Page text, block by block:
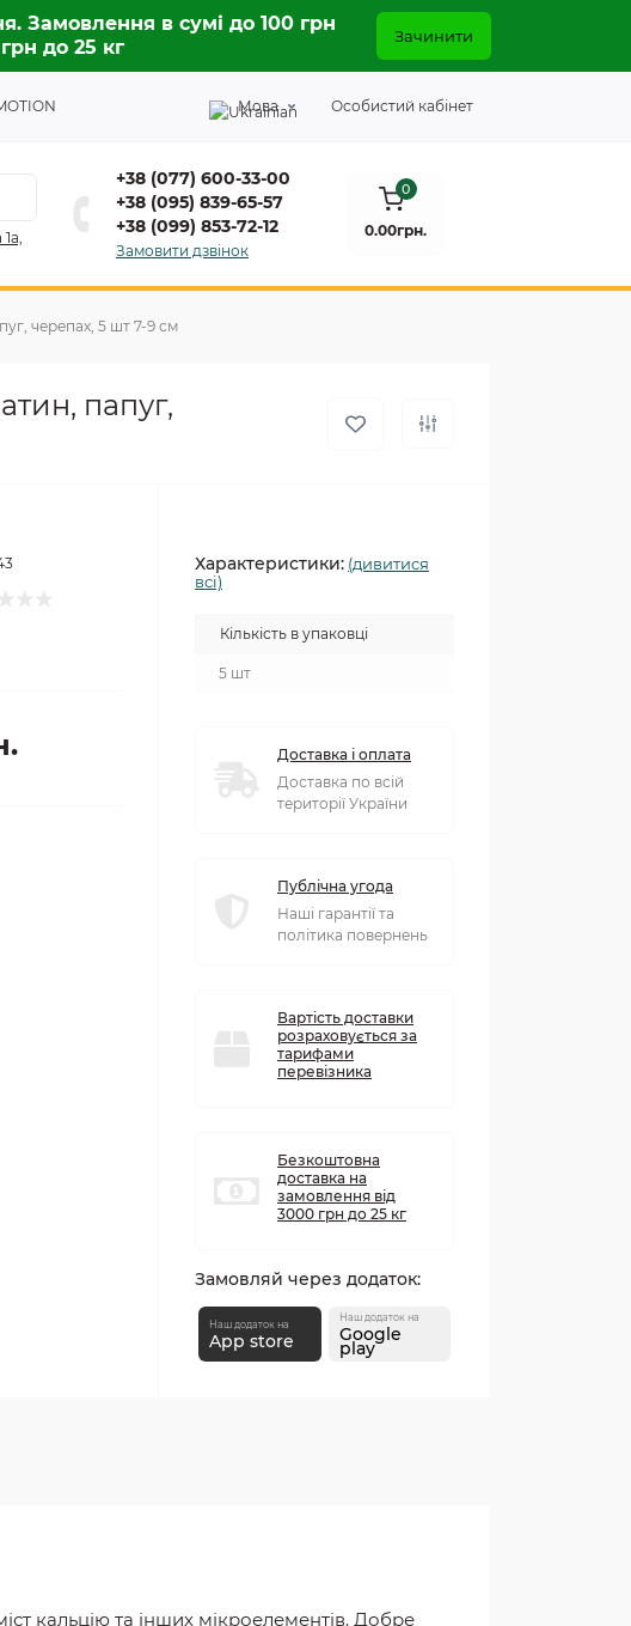
Замовлення в сумі до 100 грн
до 25 кг
Зачинити
Мова Особистий кабінет
+38 (077) 600-33-00
+38 (095) 839-65-57
+38 (099) 853-72-12
Замовити дзвінок
0
0.00грн.
черепах, 5 шт 7-9 см
папуг,
Характеристики: (дивитися
всі)
Кількість в упаковці
5 шт
Доставка і оплата
Доставка по всій
території України
Публічна угода
Наші гарантії та
політика повернень
Вартість доставки
розраховується за
тарифами
перевізника
Безкоштовна
доставка на
замовлення від
3000 грн до 25 кг
Замовляй через додаток:
Наш додаток на
App store
Наш додаток на
Google
play
кальцію та інших мікроелементів. Добре